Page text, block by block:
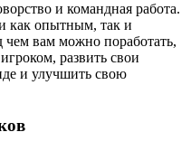
и командная работа.
как опытным, так и
вам можно поработать,
развить свои
и улучшить свою